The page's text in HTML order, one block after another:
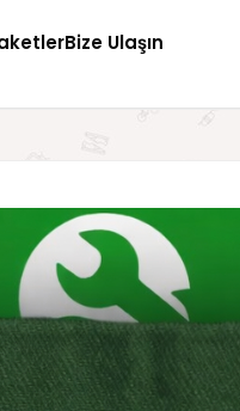
Bize Ulaşın